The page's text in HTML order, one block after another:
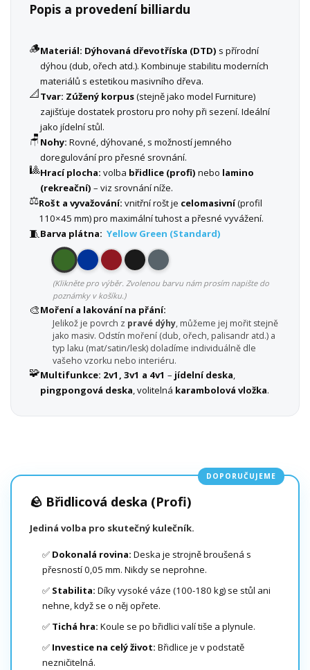
Popis a provedení billiardu
🪵Materiál: Dýhovaná dřevotříska (DTD) s přírodní
dýhou (dub, ořech atd.). Kombinuje stabilitu moderních
materiálů s estetikou masivního dřeva.
📐Tvar: Zúžený korpus(stejně jako model Furniture)
zajišťuje dostatek prostoru pro nohy při sezení. Ideální
jako jídelní stůl.
🪑 Nohy: Rovné, dýhované, s možností jemného
doregulování pro přesné srovnání.
🎱Hrací plocha: volba břidlice (profi) nebo lamino
(rekreační) – viz srovnání níže.
⚖️Rošt a vyvažování: vnitřní rošt je celomasivní(profil
110×45 mm) pro maximální tuhost a přesné vyvážení.
🧵Barva plátna: Yellow Green (Standard)
(Klikněte pro výběr. Zvolenou barvu nám prosím napište do
poznámky v košíku.)
🎨Moření a lakování na přání:
Jelikož je povrch z pravé dýhy, můžeme jej mořit stejně
jako masiv. Odstín moření (dub, ořech, palisandr atd.) a
typ laku (mat/satin/lesk) doladíme individuálně dle
vašeho vzorku nebo interiéru.
🧩Multifunkce: 2v1, 3v1 a 4v1 – jídelní deska,
pingpongová deska, volitelná karambolová vložka.
DOPORUČUJEME
🪨 Břidlicová deska (Profi)
Jediná volba pro skutečný kulečník.
✅ Dokonalá rovina: Deska je strojně broušená s
přesností 0,05 mm. Nikdy se neprohne.
✅ Stabilita: Díky vysoké váze (100-180 kg) se stůl ani
nehne, když se o něj opřete.
✅ Tichá hra: Koule se po břidlici valí tiše a plynule.
✅ Investice na celý život: Břidlice je v podstatě
nezničitelná.